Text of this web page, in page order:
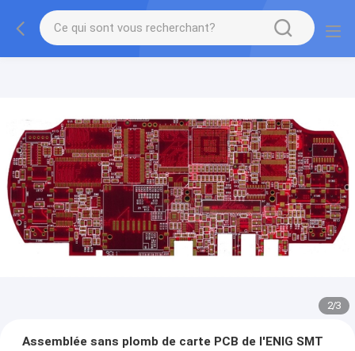
2/3
Assemblée sans plomb de carte PCB de l'ENIG SMT